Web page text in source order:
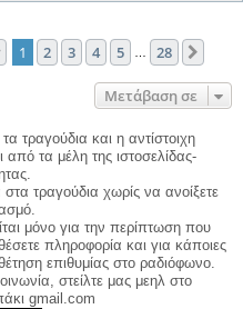
Σελίδα από28
1 2 3 4 5 28
Μετάβαση σε
τραγούδια και η αντίστοιχη
τα μέλη της ιστοσελίδας-
τραγούδια χωρίς να ανοίξετε
μόνο για την περίπτωση που
πληροφορία και για κάποιες
επιθυμίας στο ραδιόφωνο.
στείλτε μας μεηλ στο
gmail.com